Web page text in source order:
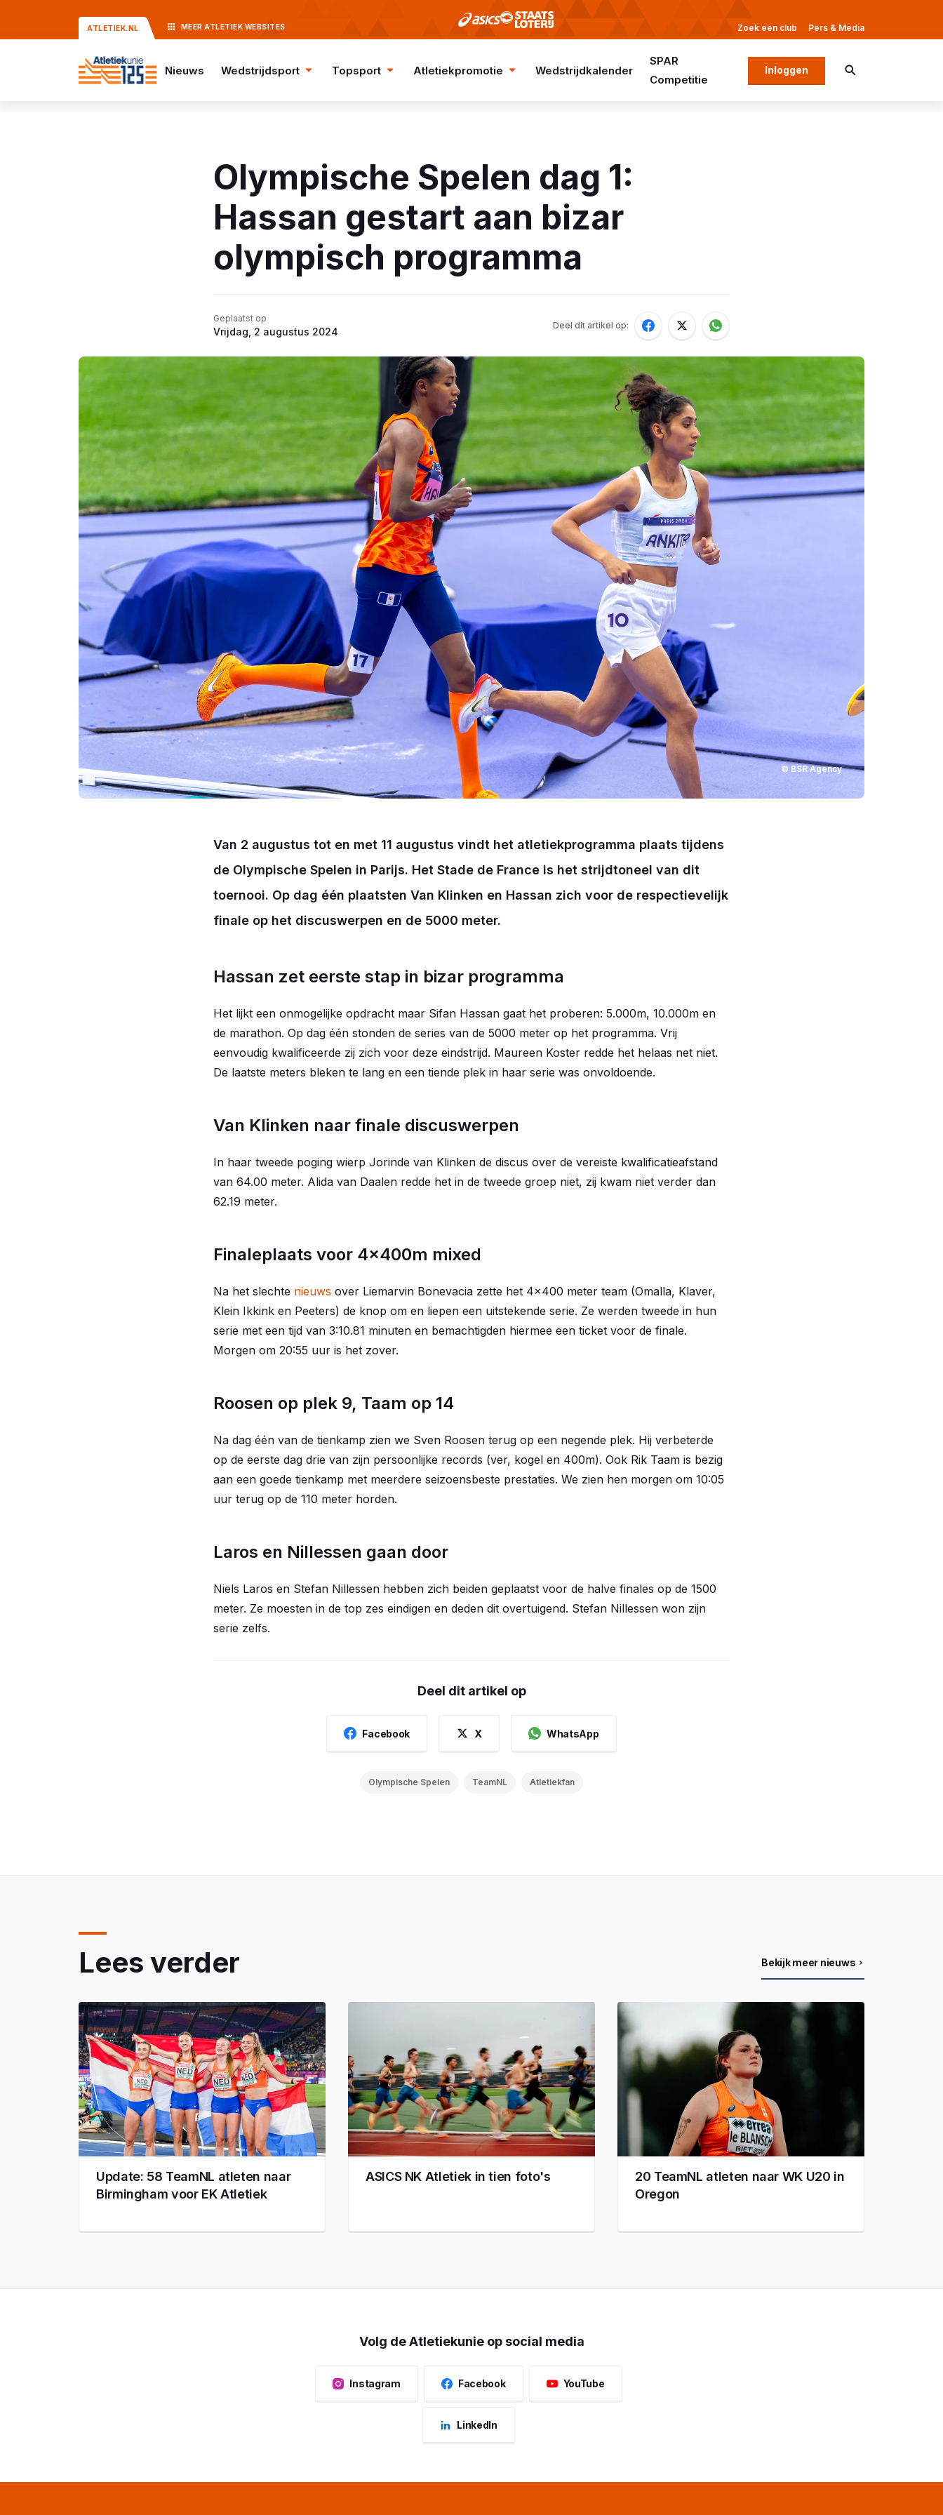
ATLETIEK.NL MEER ATLETIEK WEBSITES Zoek een club Pers & Media
Nieuws Wedstrijdsport Topsport Atletiekpromotie Wedstrijdkalender
SPAR
Competitie
Inloggen
Olympische Spelen dag 1:
Hassan gestart aan bizar
olympisch programma
Geplaatst op
Vrijdag, 2 augustus 2024
Deel dit artikel op:
© BSR Agency
Van 2 augustus tot en met 11 augustus vindt het atletiekprogramma plaats tijdens
de Olympische Spelen in Parijs. Het Stade de France is het strijdtoneel van dit
toernooi. Op dag één plaatsten Van Klinken en Hassan zich voor de respectievelijk
finale op het discuswerpen en de 5000 meter.
Hassan zet eerste stap in bizar programma
Het lijkt een onmogelijke opdracht maar Sifan Hassan gaat het proberen: 5.000m, 10.000m en
de marathon. Op dag één stonden de series van de 5000 meter op het programma. Vrij
eenvoudig kwalificeerde zij zich voor deze eindstrijd. Maureen Koster redde het helaas net niet.
De laatste meters bleken te lang en een tiende plek in haar serie was onvoldoende.
Van Klinken naar finale discuswerpen
In haar tweede poging wierp Jorinde van Klinken de discus over de vereiste kwalificatieafstand
van 64.00 meter. Alida van Daalen redde het in de tweede groep niet, zij kwam niet verder dan
62.19 meter.
Finaleplaats voor 4x400m mixed
Na het slechte nieuws over Liemarvin Bonevacia zette het 4x400 meter team (Omalla, Klaver,
Klein Ikkink en Peeters) de knop om en liepen een uitstekende serie. Ze werden tweede in hun
serie met een tijd van 3:10.81 minuten en bemachtigden hiermee een ticket voor de finale.
Morgen om 20:55 uur is het zover.
Roosen op plek 9, Taam op 14
Na dag één van de tienkamp zien we Sven Roosen terug op een negende plek. Hij verbeterde
op de eerste dag drie van zijn persoonlijke records (ver, kogel en 400m). Ook Rik Taam is bezig
aan een goede tienkamp met meerdere seizoensbeste prestaties. We zien hen morgen om 10:05
uur terug op de 110 meter horden.
Laros en Nillessen gaan door
Niels Laros en Stefan Nillessen hebben zich beiden geplaatst voor de halve finales op de 1500
meter. Ze moesten in de top zes eindigen en deden dit overtuigend. Stefan Nillessen won zijn
serie zelfs.
Deel dit artikel op
Facebook X WhatsApp
Olympische Spelen TeamNL Atletiekfan
Lees verder Bekijk meer nieuws
Update: 58 TeamNL atleten naar
Birmingham voor EK Atletiek
ASICS NK Atletiek in tien foto's
20 TeamNL atleten naar WK U20 in
Oregon
Volg de Atletiekunie op social media
Instagram Facebook YouTube
LinkedIn